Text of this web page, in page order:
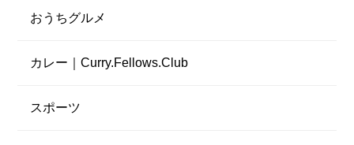
おうちグルメ
カレー｜Curry.Fellows.Club
スポーツ